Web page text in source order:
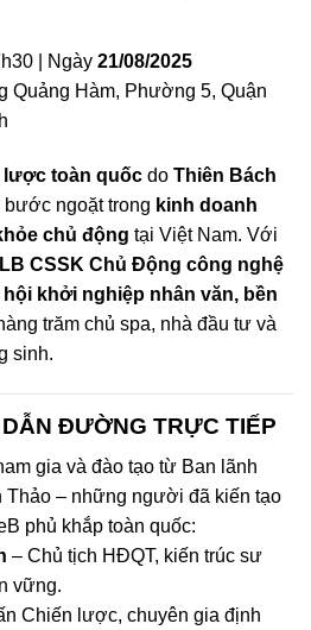
| Ngày 21/08/2025
Quảng Hàm, Phường 5, Quận
toàn quốc do Thiên Bách
ngoặt trong kinh doanh
chủ động tại Việt Nam. Với
CSSK Chủ Động công nghệ
khởi nghiệp nhân văn, bền
trăm chủ spa, nhà đầu tư và
sinh.
ĐƯỜNG TRỰC TIẾP
gia và đào tạo từ Ban lãnh
Thảo – những người đã kiến tạo
phủ khắp toàn quốc:
– Chủ tịch HĐQT, kiến trúc sư
vững.
Chiến lược, chuyên gia định